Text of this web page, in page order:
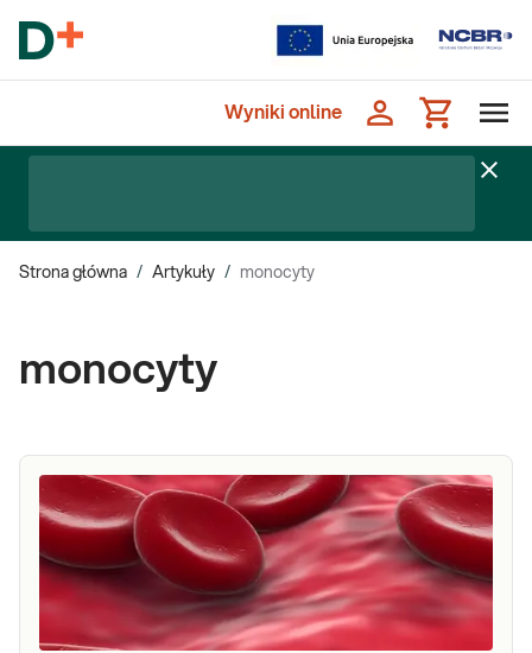
Wyniki online
Strona główna / Artykuły / monocyty
monocyty